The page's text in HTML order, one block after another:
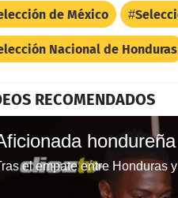
de México
Nacional de Honduras
RECOMENDADOS